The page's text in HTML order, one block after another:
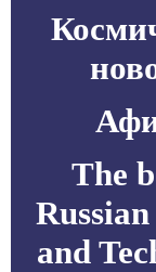
The
Russian
and